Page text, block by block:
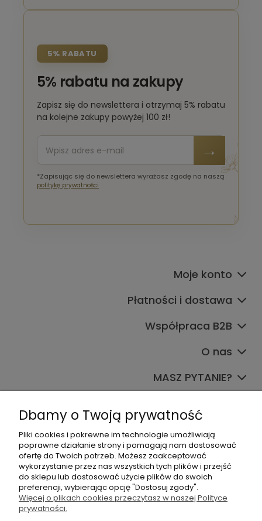
5% RABATU
5% rabatu na zakupy
Zapisz się do newslettera i otrzymaj 5% rabatu
na kolejne zakupy powyżej 100 zł!
*Zapisując się do newslettera wyrażasz zgodę na naszą
politykę prywatności
Moje konto
Płatności i dostawa
Współpraca B2B
O nas
MASZ PYTANIE?
+48 570 367 989
Dbamy o Twoją prywatność
Pliki cookies i pokrewne im technologie umożliwiają
poprawne działanie strony i pomagają nam dostosować
ofertę do Twoich potrzeb. Możesz zaakceptować
wykorzystanie przez nas wszystkich tych plików i przejść
do sklepu lub dostosować użycie plików do swoich
preferencji, wybierając opcję "Dostosuj zgody".
Więcej o plikach cookies przeczytasz w naszej Polityce
prywatności.